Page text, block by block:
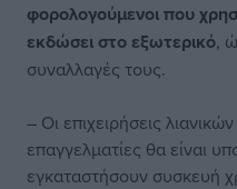
φορολογούμενοι που
εκδώσει στο εξωτερικό,
συναλλαγές τους.
– Οι επιχειρήσεις
επαγγελματίες θα είναι
εγκαταστήσουν συσκευή